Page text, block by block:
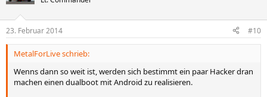
23. Februar 2014 #10
MetalForLive schrieb:
Wenns dann so weit ist, werden sich bestimmt ein paar Hacker dran
machen einen dualboot mit Android zu realisieren.